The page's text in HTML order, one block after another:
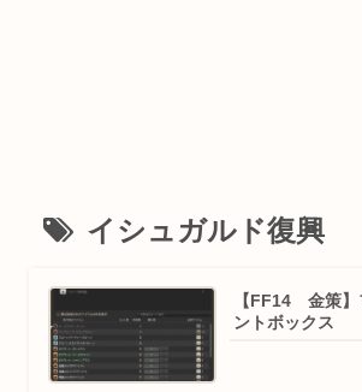
イシュガルド復興
【FF14 金策】
ントボックス